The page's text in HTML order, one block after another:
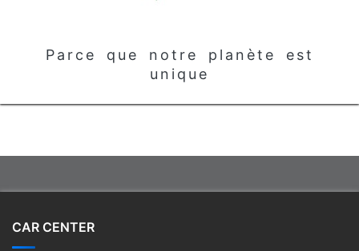
Parce que notre planète est
unique
CAR CENTER